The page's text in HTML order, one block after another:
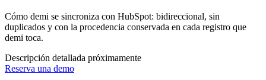
Cómo demi se sincroniza con HubSpot: bidireccional, sin
duplicados y con la procedencia conservada en cada registro que
demi toca.
Descripción detallada próximamente
Reserva una demo